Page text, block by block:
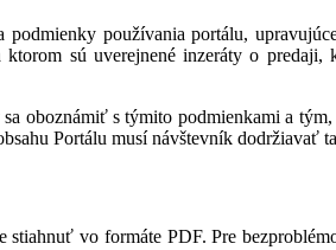
podmienky používania portálu,
sú uverejnené inzeráty o
oboznámiť s týmito podmienkami a
Portálu musí návštevník dodržiavať
vo formáte PDF. Pre